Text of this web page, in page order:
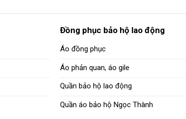
có
biến
thể.
tùy
có
Đồng phục bảo hộ lao động
Áo đồng phục
Áo phản quan, áo gile
Quần bảo hộ lao động
Quần áo bảo hộ Ngọc Thành